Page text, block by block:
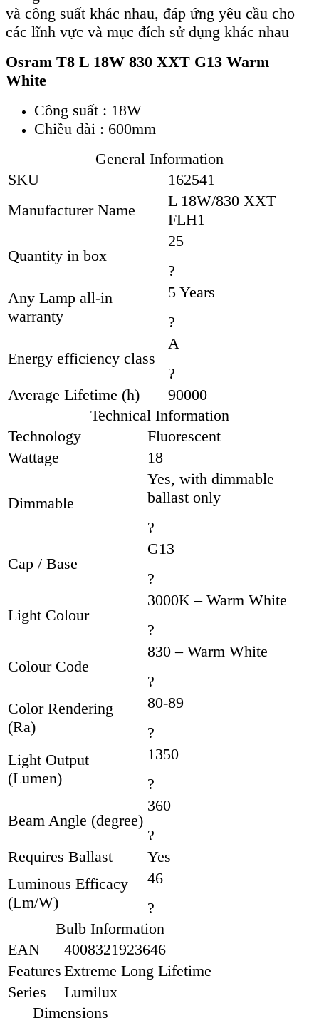
và công suất khác nhau, đáp ứng yêu cầu cho
các lĩnh vực và mục đích sử dụng khác nhau
Osram T8 L 18W 830 XXT G13 Warm
White
Công suất : 18W
Chiều dài : 600mm
General Information
SKU
162541
Manufacturer Name
L 18W/830 XXT
FLH1
Quantity in box
25
?
Any Lamp all-in
warranty
5 Years
?
Energy efficiency class
A
?
Average Lifetime (h)
90000
Technical Information
Technology
Fluorescent
Wattage
18
Dimmable
Yes, with dimmable
ballast only
?
Cap / Base
G13
?
Light Colour
3000K – Warm White
?
Colour Code
830 – Warm White
?
Color Rendering
(Ra)
80-89
?
Light Output
(Lumen)
1350
?
Beam Angle (degree)
360
?
Requires Ballast
Yes
Luminous Efficacy
(Lm/W)
46
?
Bulb Information
EAN
4008321923646
Features Extreme Long Lifetime
Series
Lumilux
Dimensions